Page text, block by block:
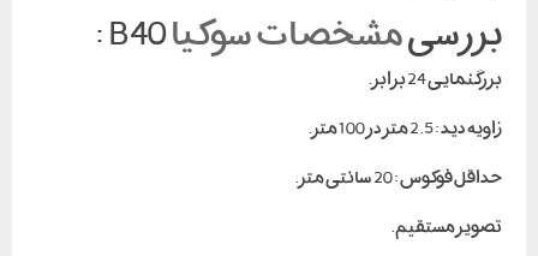
بررسیمشخصات سوکیا
بزرگنمایی 24 برابر.
زاویه دید : 2.5 متر در 100 متر.
حداقل فوکوس : 20 سانتی متر.
تصویر مستقیم.